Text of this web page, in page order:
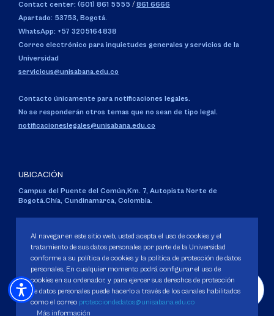
Contact center: (601) 861 5555 / 861 6666
Apartado: 53753, Bogotá.
WhatsApp: +57 3205164838
Correo electrónico para inquietudes generales y servicios de la
Universidad
servicious@unisabana.edu.co
Contacto únicamente para notificaciones legales.
No se responderán otros temas que no sean de tipo legal.
notificacioneslegales@unisabana.edu.co
UBICACIÓN
Campus del Puente del Común,Km. 7, Autopista Norte de
Bogotá.Chía, Cundinamarca, Colombia.
Personería Jurídica:Resolución 130 del 14 de enero de 1980.
Ministerio de Educación Nacional.
Política de Protección de datos
Al navegar en este sitio web, usted acepta el uso de cookies y el
tratamiento de sus datos personales por parte de la Universidad
conforme a su política de cookies y la política de protección de datos
personales. En cualquier momento podrá configurar el uso de
cookies en su ordenador, y para ejercer sus derechos de protección
de datos personales puede hacerlo a través de los canales habilitados
como el correo protecciondedatos@unisabana.edu.co
Más información